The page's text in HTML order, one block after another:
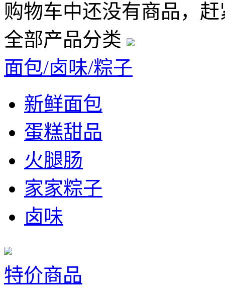
购物车中还没有商品，
全部产品分类
面包/卤味/粽子
新鲜面包
蛋糕甜品
火腿肠
家家粽子
卤味
特价商品